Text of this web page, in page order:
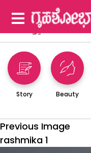
Story Beauty
Previous Image
rashmika 1